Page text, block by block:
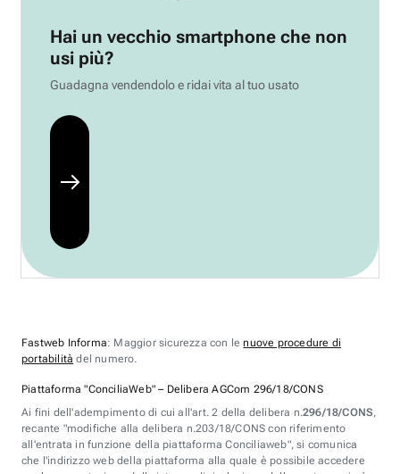
Hai un vecchio smartphone che non
usi più?
Guadagna vendendolo e ridai vita al tuo usato
Fastweb Informa: Maggior sicurezza con lenuove procedure di
portabilità del numero.
Piattaforma "ConciliaWeb" – Delibera AGCom 296/18/CONS
Ai fini dell'adempimento di cui all'art. 2 della delibera n.296/18/CONS,
recante "modifiche alla delibera n.203/18/CONS con riferimento
all'entrata in funzione della piattaforma Conciliaweb", si comunica
che l'indirizzo web della piattaforma alla quale è possibile accedere